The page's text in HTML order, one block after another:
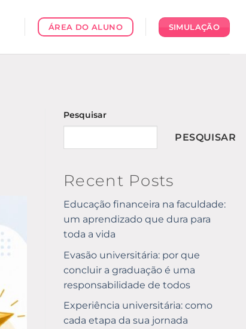
ÁREA DO ALUNO SIMULAÇÃO
Pesquisar
PESQUISAR
Recent Posts
Educação financeira na faculdade:
um aprendizado que dura para
toda a vida
Evasão universitária: por que
concluir a graduação é uma
responsabilidade de todos
Experiência universitária: como
cada etapa da sua jornada